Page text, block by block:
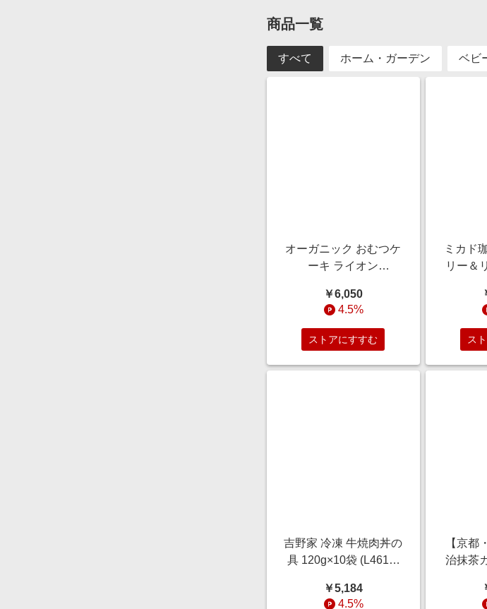
商品一覧
すべて ホーム・ガーデン ベビ
オーガニック おむつケ
ーキ ライオン
フト】 雑貨【季節の贈
り物＆ご褒美ギフト】
￥6,050
4.5%
ストアにすすむ
ミカド
リー＆
の・お
ス
吉野家 冷凍 牛焼肉丼の
具 120g×10袋 (L4618)
の贈り物＆ご褒美ギフ
￥5,184
4.5%
【京都
治抹茶
【サク